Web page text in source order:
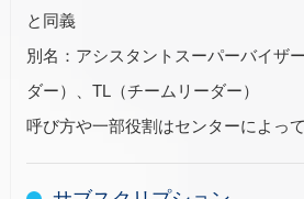
と同義
別名：アシスタントスーパーバイザ
ダー）、TL（チームリーダー）
呼び方や一部役割はセンターによって